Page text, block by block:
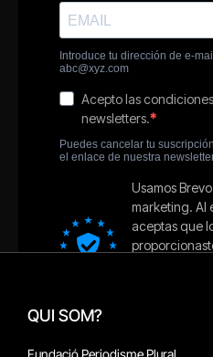
QUI SOM?
Fundació Periodisme Plural